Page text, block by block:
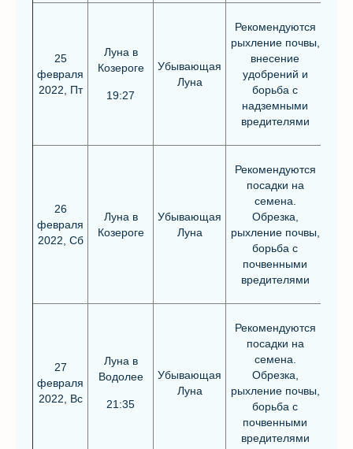
25
февраля
2022, Пт
Луна в
Козероге
19:27
Убывающая
Луна
Рекомендуются
рыхление почвы,
внесение
удобрений и
борьба с
надземными
вредителями
26
февраля
2022, Сб
Луна в
Козероге
Убывающая
Луна
Рекомендуются
посадки на
семена.
Обрезка,
рыхление почвы,
борьба с
почвенными
вредителями
27
февраля
2022, Вс
Луна в
Водолее
21:35
Убывающая
Луна
Рекомендуются
посадки на
семена.
Обрезка,
рыхление почвы,
борьба с
почвенными
вредителями